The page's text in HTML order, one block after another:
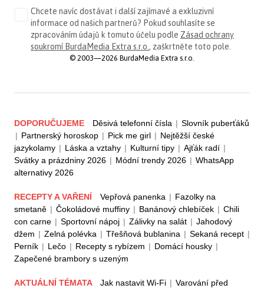
Chcete navíc dostávat i další zajímavé a exkluzivní
informace od našich partnerů? Pokud souhlasíte se
zpracováním údajů k tomuto účelu podle Zásad ochrany
soukromí BurdaMedia Extra s.r.o. , zaškrtněte toto pole.
© 2003—2026 BurdaMedia Extra s.r.o.
DOPORUČUJEME Děsivá telefonní čísla | Slovník puberťáků
| Partnerský horoskop | Pick me girl | Nejtěžší české
jazykolamy | Láska a vztahy | Kulturní tipy | Ajťák radí |
Svátky a prázdniny 2026 | Módní trendy 2026 | WhatsApp
alternativy 2026
RECEPTY A VAŘENÍ Vepřová panenka | Fazolky na
smetaně | Čokoládové muffiny | Banánový chlebíček | Chili
con carne | Sportovní nápoj | Zálivky na salát | Jahodový
džem | Zelná polévka | Třešňová bublanina | Sekaná recept |
Perník | Lečo | Recepty s rybízem | Domácí housky |
Zapečené brambory s uzeným
AKTUÁLNÍ TÉMATA Jak nastavit Wi-Fi | Varování před